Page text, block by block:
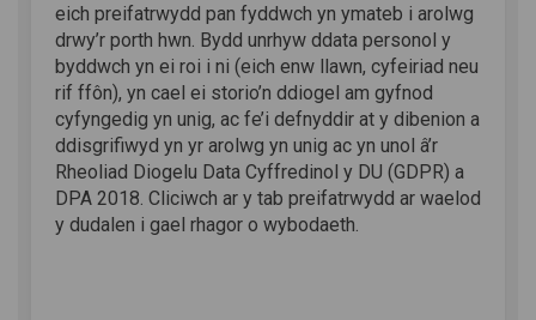
eich preifatrwydd pan fyddwch yn ymateb i arolwg
drwy’r porth hwn. Bydd unrhyw ddata personol y
byddwch yn ei roi i ni (eich enw llawn, cyfeiriad neu
rif ffôn), yn cael ei storio’n ddiogel am gyfnod
cyfyngedig yn unig, ac fe’i defnyddir at y dibenion a
ddisgrifiwyd yn yr arolwg yn unig ac yn unol â’r
Rheoliad Diogelu Data Cyffredinol y DU (GDPR) a
DPA 2018. Cliciwch ar y tab preifatrwydd ar waelod
y dudalen i gael rhagor o wybodaeth.